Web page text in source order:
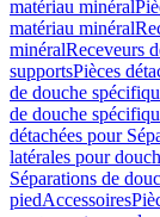
matériau minéral
matériau minéral
minéralReceveurs
supportsPièces
de douche
de douche
détachées pour
latérales pour
Séparations de
piedAccessoires